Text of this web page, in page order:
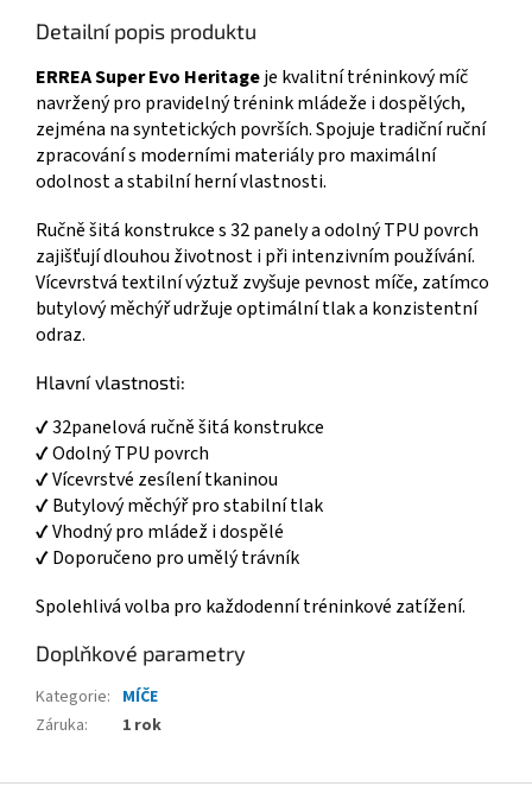
Detailní popis produktu
ERREA Super Evo Heritageje kvalitní tréninkový míč
navržený pro pravidelný trénink mládeže i dospělých,
zejména na syntetických površích. Spojuje tradiční ruční
zpracování s moderními materiály pro maximální
odolnost a stabilní herní vlastnosti.
Ručně šitá konstrukce s 32 panely a odolný TPU povrch
zajišťují dlouhou životnost i při intenzivním používání.
Vícevrstvá textilní výztuž zvyšuje pevnost míče, zatímco
butylový měchýř udržuje optimální tlak a konzistentní
odraz.
Hlavní vlastnosti:
✔ 32panelová ručně šitá konstrukce
✔ Odolný TPU povrch
✔ Vícevrstvé zesílení tkaninou
✔ Butylový měchýř pro stabilní tlak
✔ Vhodný pro mládež i dospělé
✔ Doporučeno pro umělý trávník
Spolehlivá volba pro každodenní tréninkové zatížení.
Doplňkové parametry
Kategorie: MÍČE
Záruka: 1 rok